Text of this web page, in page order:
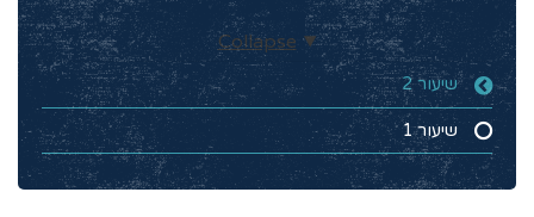
Collapse
שיעור 2
שיעור 1